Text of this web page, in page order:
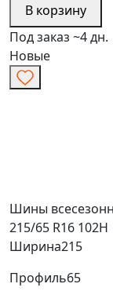
В корзину
Под заказ ~4 дн.
Новые
Шины
215/65 R16 102H
Ширина215
Профиль65